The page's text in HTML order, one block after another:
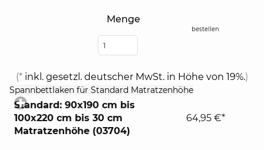
Menge
bestellen
(* inkl. gesetzl. deutscher MwSt. in Höhe von 19%.)
Spannbettlaken für Standard Matratzenhöhe
contents
Standard: 90x190 cm bis
100x220 cm bis 30 cm
Matratzenhöhe (03704)
64,95 €*